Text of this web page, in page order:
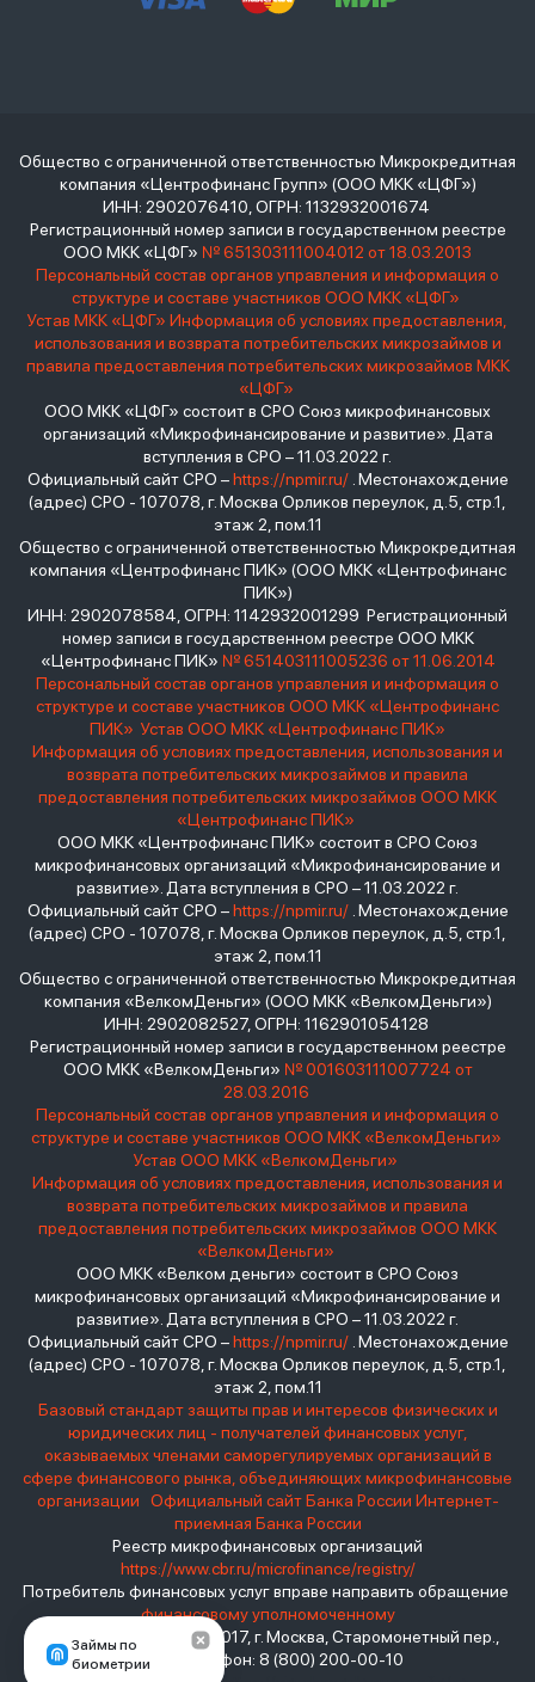
Займы по
биометрии
Общество с ограниченной ответственностью Микрокредитная
компания «Центрофинанс Групп» (ООО МКК «ЦФГ»)
ИНН: 2902076410, ОГРН: 1132932001674
Регистрационный номер записи в государственном реестре
ООО МКК «ЦФГ» № 651303111004012 от 18.03.2013
Персональный состав органов управления и информация о
структуре и составе участников ООО МКК «ЦФГ»
Устав МКК «ЦФГ» Информация об условиях предоставления,
использования и возврата потребительских микрозаймов и
правила предоставления потребительских микрозаймов МКК
«ЦФГ»
ООО МКК «ЦФГ» состоит в СРО Союз микрофинансовых
организаций «Микрофинансирование и развитие». Дата
вступления в СРО – 11.03.2022 г.
Официальный сайт СРО –https://npmir.ru/. Местонахождение
(адрес) СРО - 107078, г. Москва Орликов переулок, д.5, стр.1,
этаж 2, пом.11
Общество с ограниченной ответственностью Микрокредитная
компания «Центрофинанс ПИК» (ООО МКК «Центрофинанс
ПИК»)
ИНН: 2902078584, ОГРН: 1142932001299 Регистрационный
номер записи в государственном реестре ООО МКК
«Центрофинанс ПИК» № 651403111005236 от 11.06.2014
Персональный состав органов управления и информация о
структуре и составе участников ООО МКК «Центрофинанс
ПИК» Устав ООО МКК «Центрофинанс ПИК»
Информация об условиях предоставления, использования и
возврата потребительских микрозаймов и правила
предоставления потребительских микрозаймов ООО МКК
«Центрофинанс ПИК»
ООО МКК «Центрофинанс ПИК» состоит в СРО Союз
микрофинансовых организаций «Микрофинансирование и
развитие». Дата вступления в СРО – 11.03.2022 г.
Официальный сайт СРО –https://npmir.ru/. Местонахождение
(адрес) СРО - 107078, г. Москва Орликов переулок, д.5, стр.1,
этаж 2, пом.11
Общество с ограниченной ответственностью Микрокредитная
компания «ВелкомДеньги» (ООО МКК «ВелкомДеньги»)
ИНН: 2902082527, ОГРН: 1162901054128
Регистрационный номер записи в государственном реестре
ООО МКК «ВелкомДеньги» № 001603111007724 от
28.03.2016
Персональный состав органов управления и информация о
структуре и составе участников ООО МКК «ВелкомДеньги»
Устав ООО МКК «ВелкомДеньги»
Информация об условиях предоставления, использования и
возврата потребительских микрозаймов и правила
предоставления потребительских микрозаймов ООО МКК
«ВелкомДеньги»
ООО МКК «Велком деньги» состоит в СРО Союз
микрофинансовых организаций «Микрофинансирование и
развитие». Дата вступления в СРО – 11.03.2022 г.
Официальный сайт СРО –https://npmir.ru/. Местонахождение
(адрес) СРО - 107078, г. Москва Орликов переулок, д.5, стр.1,
этаж 2, пом.11
Базовый стандарт защиты прав и интересов физических и
юридических лиц - получателей финансовых услуг,
оказываемых членами саморегулируемых организаций в
сфере финансового рынка, объединяющих микрофинансовые
организации
Официальный сайт Банка России Интернет-
приемная Банка России
Реестр микрофинансовых организаций
https://www.cbr.ru/microfinance/registry/
Потребитель финансовых услуг вправе направить обращение
финансовому уполномоченному
Место нахождения: 119017, г. Москва, Старомонетный пер.,
дом 3 Телефон: 8 (800) 200-00-10